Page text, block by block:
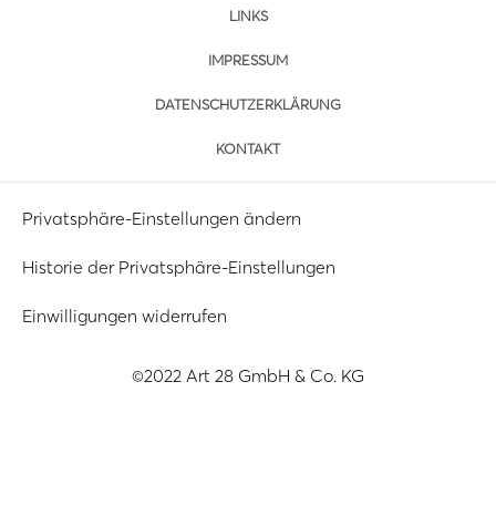
LINKS
IMPRESSUM
DATENSCHUTZERKLÄRUNG
KONTAKT
Privatsphäre-Einstellungen ändern
Historie der Privatsphäre-Einstellungen
Einwilligungen widerrufen
©2022 Art 28 GmbH & Co. KG